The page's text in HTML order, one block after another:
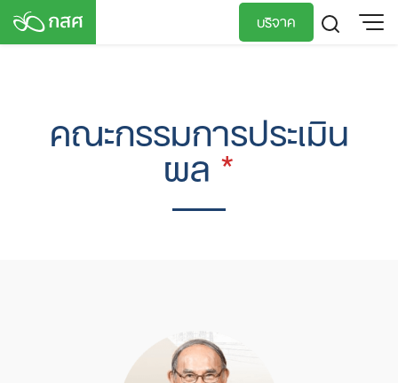
Skip
บริจาค
คณะกรรมการประเมิน
ผล*